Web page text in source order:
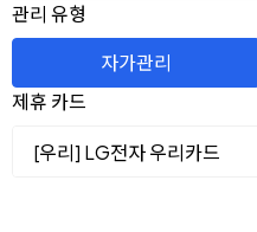
관리 유형
자가관리
제휴 카드
[우리] LG전자 우리카드